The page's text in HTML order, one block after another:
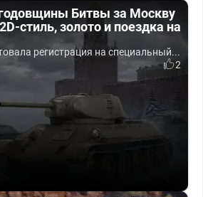
Битвы за Москву
стиль, золото и поездка на
регистрация на специальный...
2